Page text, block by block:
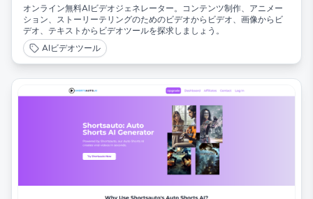
オンライン無料AIビデオジェネレーター。コンテンツ制作、アニメー
ション、ストーリーテリングのためのビデオからビデオ、画像からビ
デオ、テキストからビデオツールを探求しましょう。
AIビデオツール